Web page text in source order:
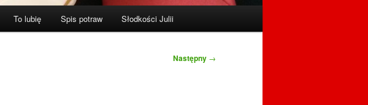
To lubię Spis potraw Słodkości Julii
Następny →